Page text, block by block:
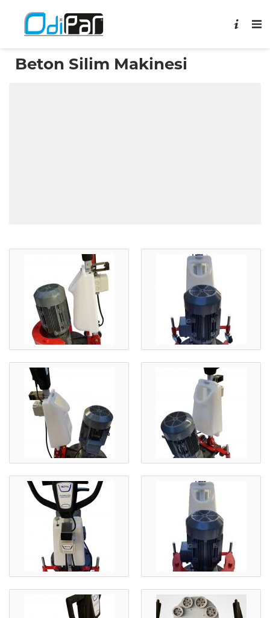
Beton Silim Makinesi